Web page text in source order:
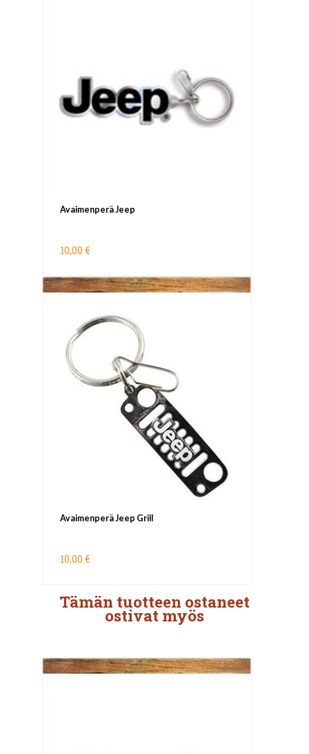
Avaimenperä Jeep
10,00 €
Avaimenperä Jeep Grill
10,00 €
Tämän tuotteen ostaneet
ostivat myös